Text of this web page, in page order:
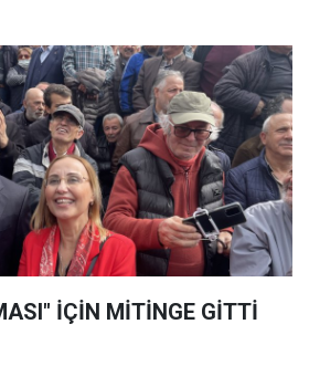
İÇİN MİTİNGE GİTTİ